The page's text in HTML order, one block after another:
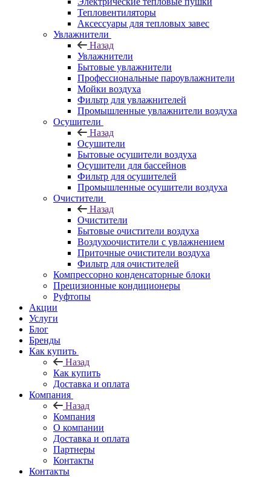
Тепловентиляторы
Аксессуары для тепловых завес
Увлажнители
Назад
Увлажнители
Бытовые увлажнители
Профессиональные пароувлажнители
Мойки воздуха
Фильтр для увлажнителей
Промышленные увлажнители воздуха
Осушители
Назад
Осушители
Бытовые осушители воздуха
Осушители для бассейнов
Фильтр для осушителей
Промышленные осушители воздуха
Очистители
Назад
Очистители
Бытовые очистители воздуха
Воздухоочистители с увлажнением
Приточные очистители воздуха
Фильтр для очистителей
Компрессорно конденсаторные блоки
Прецизионные кондиционеры
Руфтопы
Акции
Услуги
Блог
Бренды
Как купить
Назад
Как купить
Доставка и оплата
Компания
Назад
Компания
О компании
Доставка и оплата
Партнеры
Контакты
Контакты